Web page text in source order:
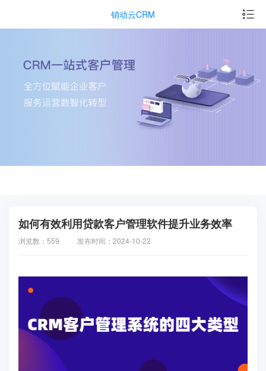
销动云CRM
如何有效利用贷款客户管理软件提升业务效率
浏览数：559 发布时间：2024-10-22